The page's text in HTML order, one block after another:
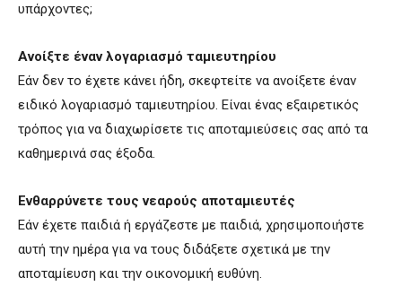
υπάρχοντες;
Ανοίξτε έναν λογαριασμό ταμιευτηρίου
Εάν δεν το έχετε κάνει ήδη, σκεφτείτε να ανοίξετε έναν
ειδικό λογαριασμό ταμιευτηρίου. Είναι ένας εξαιρετικός
τρόπος για να διαχωρίσετε τις αποταμιεύσεις σας από τα
καθημερινά σας έξοδα.
Ενθαρρύνετε τους νεαρούς αποταμιευτές
Εάν έχετε παιδιά ή εργάζεστε με παιδιά, χρησιμοποιήστε
αυτή την ημέρα για να τους διδάξετε σχετικά με την
αποταμίευση και την οικονομική ευθύνη.